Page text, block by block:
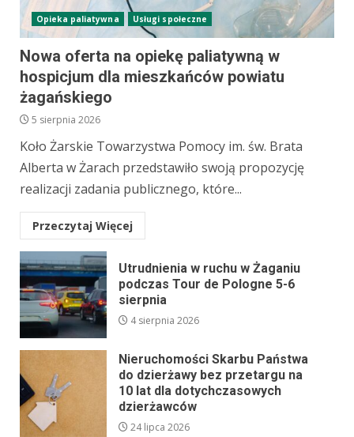
Opieka paliatywna Usługi społeczne
Nowa oferta na opiekę paliatywną w
hospicjum dla mieszkańców powiatu
żagańskiego
5 sierpnia 2026
Koło Żarskie Towarzystwa Pomocy im. św. Brata
Alberta w Żarach przedstawiło swoją propozycję
realizacji zadania publicznego, które...
Przeczytaj Więcej
Utrudnienia w ruchu w Żaganiu
podczas Tour de Pologne 5-6
sierpnia
4 sierpnia 2026
Nieruchomości Skarbu Państwa
do dzierżawy bez przetargu na
10 lat dla dotychczasowych
dzierżawców
24 lipca 2026